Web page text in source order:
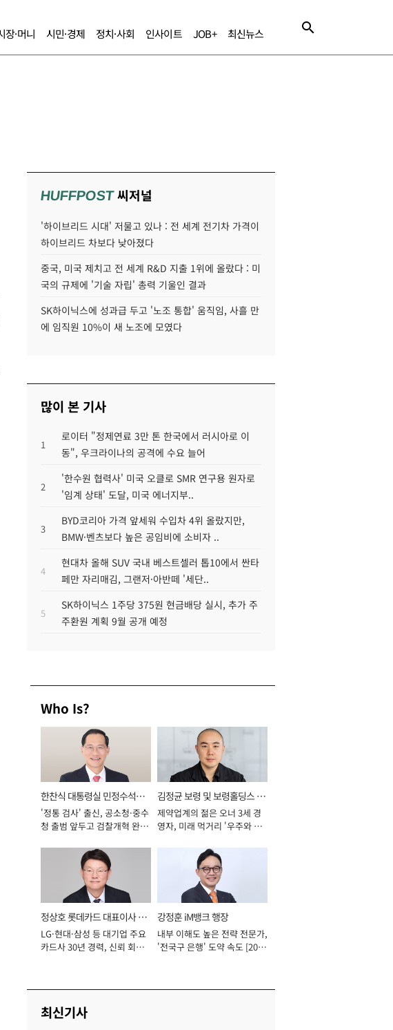
장·머니 시민·경제 정치·사회 인사이트 JOB+ 최신뉴스
HUFFPOST씨저널
'하이브리드 시대' 저물고 있나 : 전 세계 전기차 가격이
하이브리드 차보다 낮아졌다
중국, 미국 제치고 전 세계 R&D 지출 1위에 올랐다 : 미
국의 규제에 '기술 자립' 총력 기울인 결과
SK하이닉스에 성과급 두고 '노조 통합' 움직임, 사흘 만
에 임직원 10%이 새 노조에 모였다
많이 본 기사
1
로이터 "정제연료 3만 톤 한국에서 러시아로 이
동", 우크라이나의 공격에 수요 늘어
2
'한수원 협력사' 미국 오클로 SMR 연구용 원자로
'임계 상태' 도달, 미국 에너지부..
3
BYD코리아 가격 앞세워 수입차 4위 올랐지만,
BMW·벤츠보다 높은 공임비에 소비자 ..
4
현대차 올해 SUV 국내 베스트셀러 톱10에서 싼타
페만 자리매김, 그랜저·아반떼 '세단..
5
SK하이닉스 1주당 375원 현금배당 실시, 추가 주
주환원 계획 9월 공개 예정
Who Is?
한찬식 대통령실 민정수석비
서관
'정통 검사' 출신, 공소청·중수
청 출범 앞두고 검찰개혁 완수
김정균 보령 및 보령홀딩스 대
표이사 사장
제약업계의 젊은 오너 3세 경
영자, 미래 먹거리 '우주와 헬
정상호 롯데카드 대표이사 사
장
LG·현대·삼성 등 대기업 주요
카드사 30년 경력, 신뢰 회복
강정훈 iM뱅크 행장
내부 이해도 높은 전략 전문가,
'전국구 은행' 도약 속도 [2026
최신기사